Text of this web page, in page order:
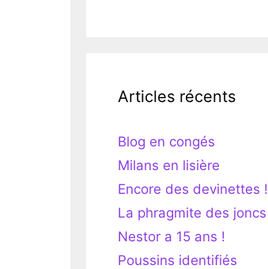
Articles récents
Blog en congés
Milans en lisière
Encore des devinettes !
La phragmite des joncs
Nestor a 15 ans !
Poussins identifiés